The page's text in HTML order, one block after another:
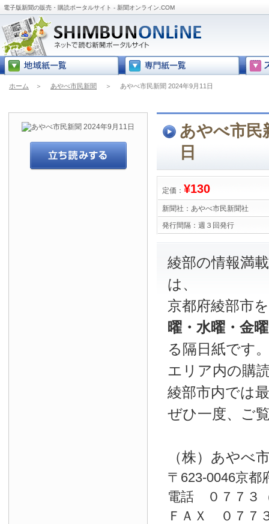
電子版新聞の販売・購読ポータルサイト - 新聞オンライン.COM
ホーム ＞ あやべ市民新聞 ＞ あやべ市民新聞 2024年9月11日
あやべ市民
日
定価： ¥130
新聞社： あやべ市民新聞社
発行間隔： 週３回発行
綾部の情報
は、
京都府綾部市
曜・水曜・金
る隔日紙です
エリア内の購
綾部市内では
ぜひ一度、ご
（株）あやべ
〒623-0046京都
電話 ０７７
ＦＡＸ ０７７